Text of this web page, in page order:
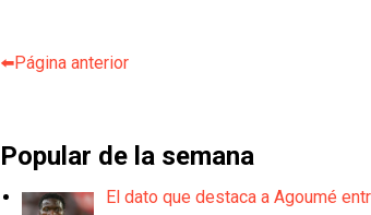
⬅️Página anterior
Popular de la semana
El dato que destaca a Agoumé